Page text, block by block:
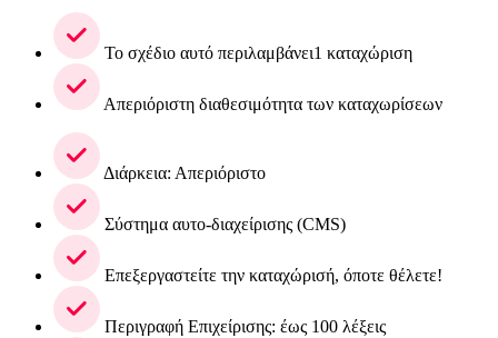
Το σχέδιο αυτό περιλαμβάνει1 καταχώριση
Απεριόριστη διαθεσιμότητα των καταχωρίσεων
Διάρκεια: Απεριόριστο
Σύστημα αυτο-διαχείρισης (CMS)
Επεξεργαστείτε την καταχώρισή, όποτε θέλετε!
Περιγραφή Επιχείρισης: έως 100 λέξεις